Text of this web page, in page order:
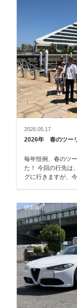
2026.05.17
2026年 春のツー
毎年恒例、春のツ
た！ 今回の行先は、芦屋マリーナです。 毎回、遠くにツーリン
グに行きますが、
納車御礼